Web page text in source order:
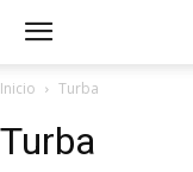
Inicio Turba
Turba